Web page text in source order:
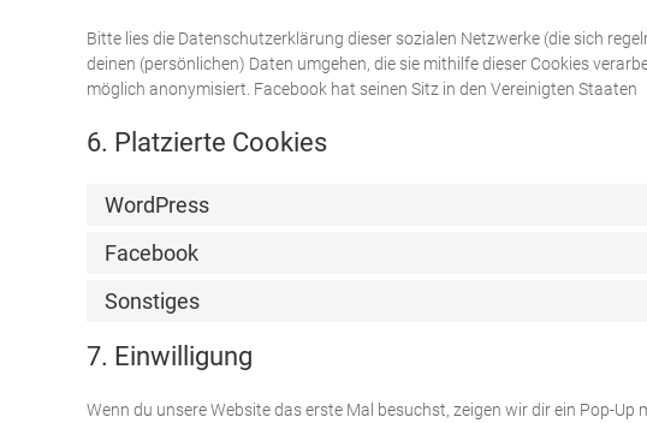
Bitte lies die Datenschutzerklärung dieser sozialen Netzwerke (die sich
deinen (persönlichen) Daten umgehen, die sie mithilfe dieser Cookies
möglich anonymisiert. Facebook hat seinen Sitz in den Vereinigten Staaten
6. Platzierte Cookies
WordPress
Facebook
Sonstiges
7. Einwilligung
Wenn du unsere Website das erste Mal besuchst, zeigen wir dir ein Pop-Up